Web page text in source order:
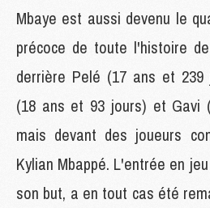
Mbaye est aussi devenu le
précoce de toute l'histoire
derrière Pelé (17 ans et 239
(18 ans et 93 jours) et Gavi
mais devant des joueurs
Kylian Mbappé. L'entrée en
son but, a en tout cas été